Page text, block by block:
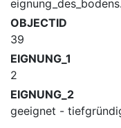
OBJECTID
39
EIGNUNG_1
2
EIGNUNG_2
geeignet -